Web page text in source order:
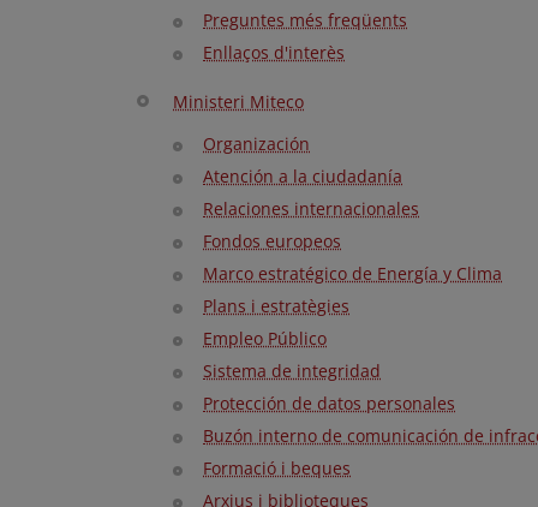
Preguntes més freqüents
Enllaços d'interès
Ministeri Miteco
Organización
Atención a la ciudadanía
Relaciones internacionales
Fondos europeos
Marco estratégico de Energía y Clima
Plans i estratègies
Empleo Público
Sistema de integridad
Protección de datos personales
Buzón interno de comunicación de
Formació i beques
Arxius i biblioteques